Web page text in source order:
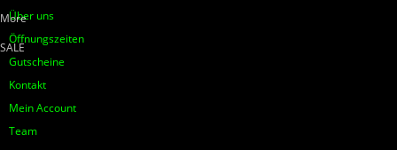
More
SALE
Über uns
Öffnungszeiten
Gutscheine
Kontakt
Mein Account
Team